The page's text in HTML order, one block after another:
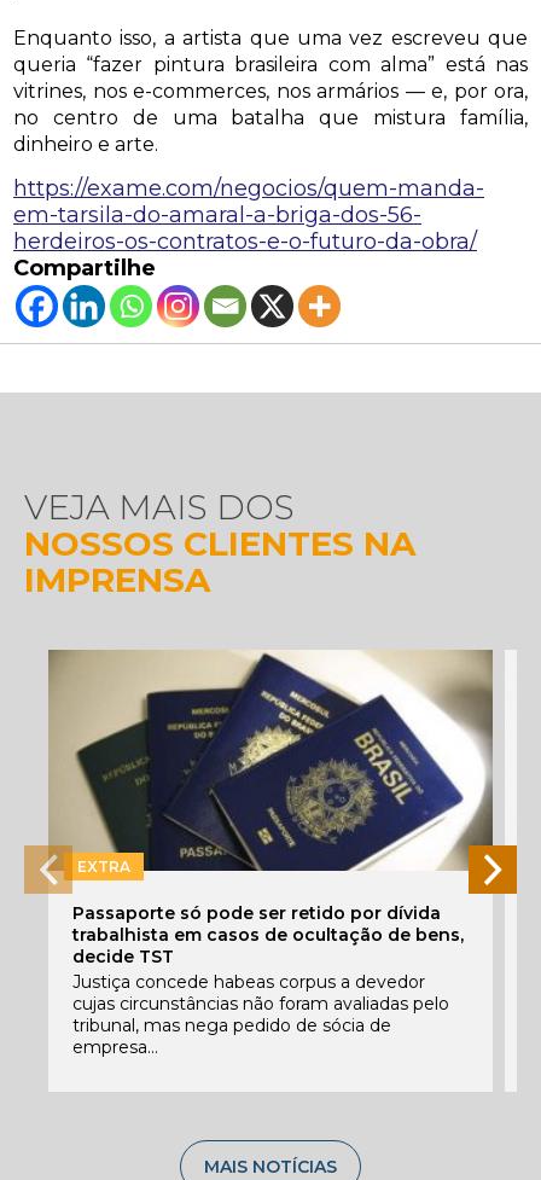
Enquanto isso, a artista que uma vez escreveu que
queria “fazer pintura brasileira com alma” está nas
vitrines, nos e-commerces, nos armários — e, por ora,
no centro de uma batalha que mistura família,
dinheiro e arte.
https://exame.com/negocios/quem-manda-
em-tarsila-do-amaral-a-briga-dos-56-
herdeiros-os-contratos-e-o-futuro-da-obra/
Compartilhe
VEJA MAIS DOS
NOSSOS CLIENTES NA
IMPRENSA
EXTRA
Passaporte só pode ser retido por dívida
trabalhista em casos de ocultação de bens,
decide TST
Justiça concede habeas corpus a devedor
cujas circunstâncias não foram avaliadas pelo
tribunal, mas nega pedido de sócia de
empresa...
MAIS NOTÍCIAS